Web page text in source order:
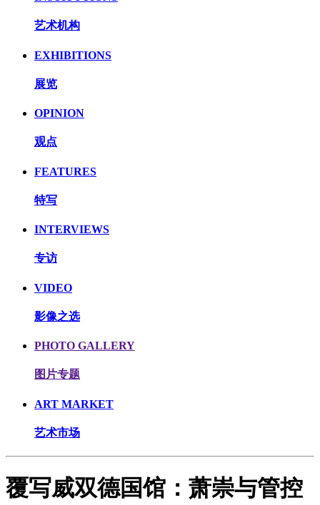
艺术机构
EXHIBITIONS
展览
OPINION
观点
FEATURES
特写
INTERVIEWS
专访
VIDEO
影像之选
PHOTO GALLERY
图片专题
ART MARKET
艺术市场
覆写威双德国馆：萧崇与管控